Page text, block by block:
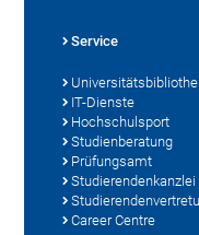
Service
IT-Dienste
Hochschulsport
Studienberatung
Prüfungsamt
Studierendenkanzlei
Career Centre